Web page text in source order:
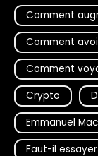
Comment
Comment
Comment
Crypto
Emmanuel
Faut-il